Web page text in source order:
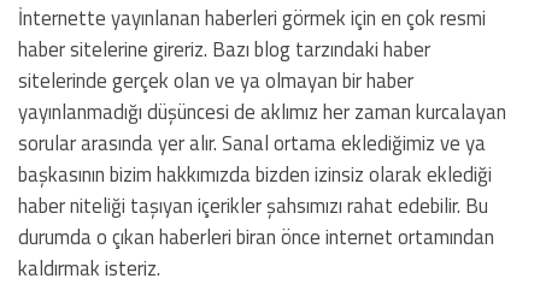
İnternette yayınlanan haberleri görmek için en çok resmi
haber sitelerine gireriz. Bazı blog tarzındaki haber
sitelerinde gerçek olan ve ya olmayan bir haber
yayınlanmadığı düşüncesi de aklımız her zaman kurcalayan
sorular arasında yer alır. Sanal ortama eklediğimiz ve ya
başkasının bizim hakkımızda bizden izinsiz olarak eklediği
haber niteliği taşıyan içerikler şahsımızı rahat edebilir. Bu
durumda o çıkan haberleri biran önce internet ortamından
kaldırmak isteriz.